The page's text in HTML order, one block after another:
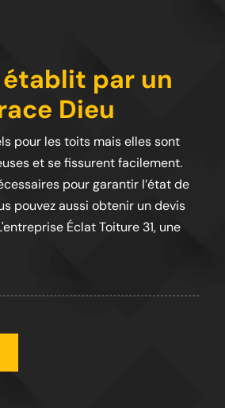
par un
Dieu
pour les toits mais elles sont
et se fissurent facilement.
pour garantir l’état de
pouvez aussi obtenir un devis
Éclat Toiture 31, une